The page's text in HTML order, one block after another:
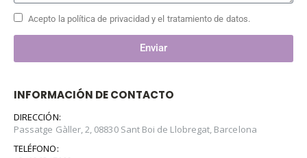
Acepto la política de privacidad y el tratamiento de datos.
Enviar
INFORMACIÓN DE CONTACTO
DIRECCIÓN:
Passatge Gàller, 2, 08830 Sant Boi de Llobregat, Barcelona
TELÉFONO: